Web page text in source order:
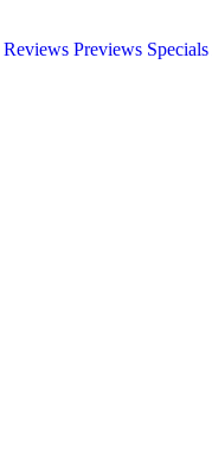
Reviews Previews Specials